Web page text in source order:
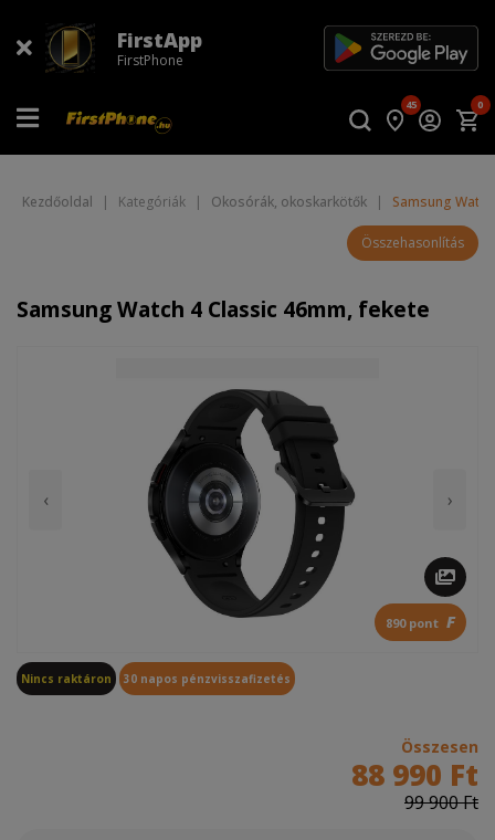
FirstApp
FirstPhone
45 0
Kezdőoldal | Kategóriák | Okosórák, okoskarkötők | Samsung
Összehasonlítás
Samsung Watch 4 Classic 46mm, fekete
‹ ›
890 pont F
Nincs raktáron 30 napos pénzvisszafizetés
Összesen
88 990 Ft
99 900 Ft